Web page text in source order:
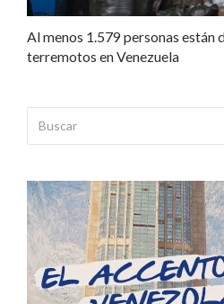
Al menos 1.579 personas están
terremotos en Venezuela